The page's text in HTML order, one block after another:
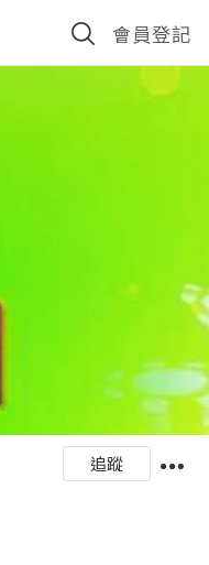
會員登記
追蹤